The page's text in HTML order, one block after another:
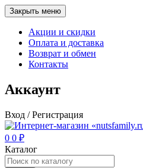
Закрыть меню
Акции и скидки
Оплата и доставка
Возврат и обмен
Контакты
Аккаунт
Вход / Регистрация
0 0 ₽
Каталог